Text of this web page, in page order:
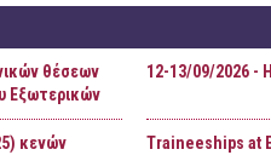
θέσεων
Εξωτερικών
12-13/09/2026 -
κενών
Τraineeships at